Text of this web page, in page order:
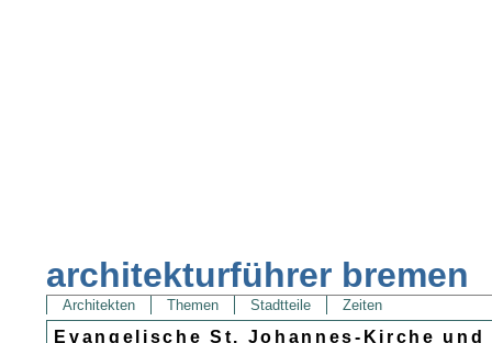
architekturführer bremen
Architekten Themen Stadtteile Zeiten
Evangelische St. Johannes-Kirche und